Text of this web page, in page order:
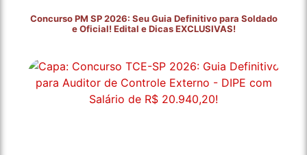
Concurso PM SP 2026: Seu Guia Definitivo para Soldado
e Oficial! Edital e Dicas EXCLUSIVAS!